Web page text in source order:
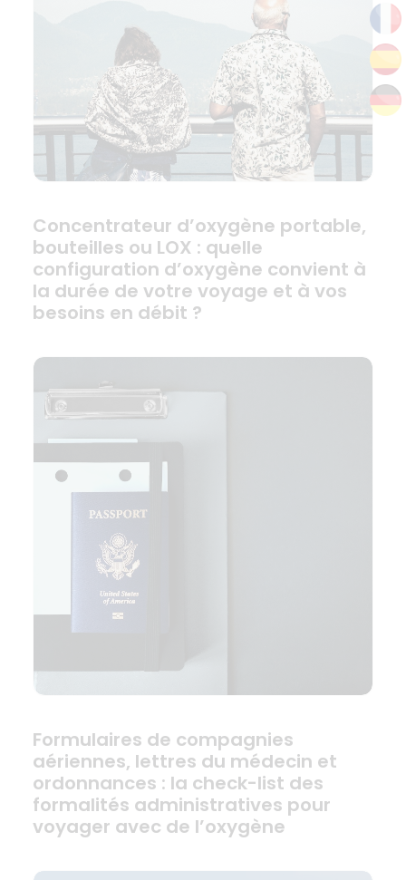
Concentrateur d’oxygène portable,
bouteilles ou LOX : quelle
configuration d’oxygène convient à
la durée de votre voyage et à vos
besoins en débit ?
Formulaires de compagnies
aériennes, lettres du médecin et
ordonnances : la check-list des
formalités administratives pour
voyager avec de l’oxygène